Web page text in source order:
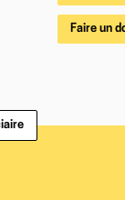
Faire un